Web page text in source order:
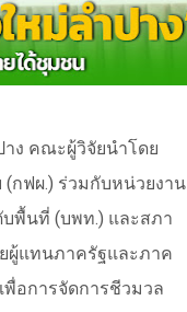
าง คณะผู้วิจัยนำโดย
(กฟผ.) ร่วมกับหน่วยงาน
พื้นที่ (บพท.) และสภา
ผู้แทนภาครัฐและภาค
อการจัดการชีวมวล